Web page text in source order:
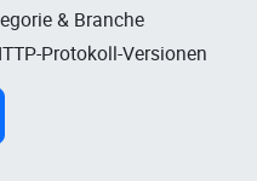
& Branche
Protokoll-Versionen